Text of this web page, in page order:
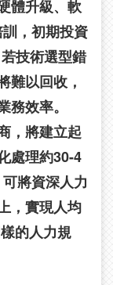
體升級、軟
，初期投資
技術選型錯
難以回收，
效率。
，將建立起
處理約30-4
將資深人力
，實現人均
的人力規